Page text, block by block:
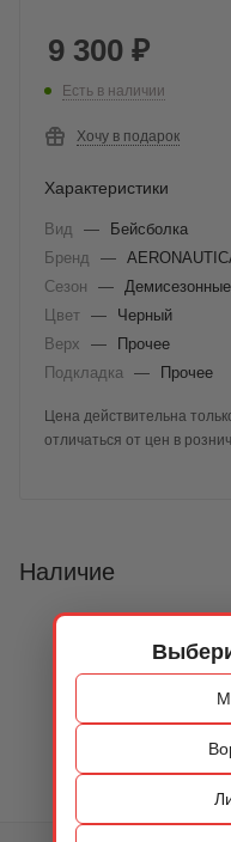
9 300 ₽
Есть в наличии
Хочу в подарок
Характеристики
Вид —
Бейсболка
Бренд
—
Сезон
—
Демисезонные
Цвет —
Черный
Верх
—
Прочее
Подкладка
— Прочее
Цена действительна
отличаться от цен в
Наличие